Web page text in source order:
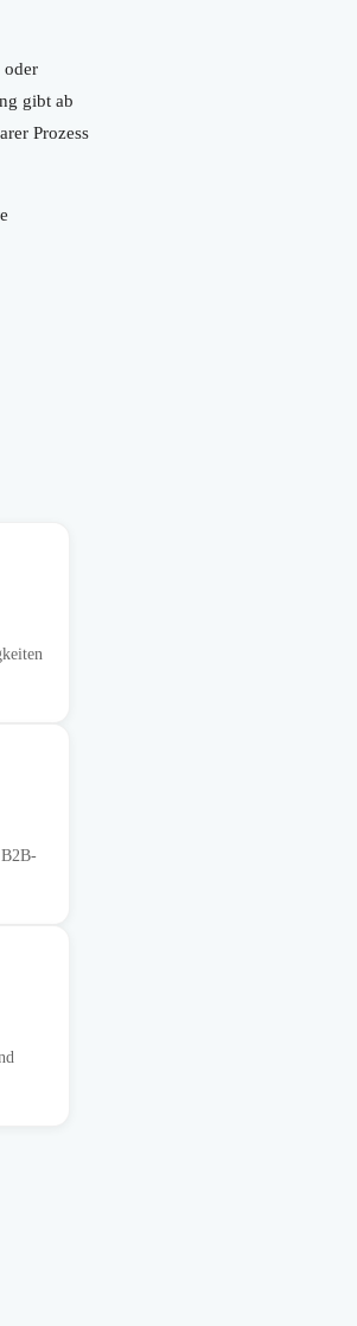
oder
gibt ab
Prozess